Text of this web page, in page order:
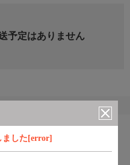
ました[error]
予定はありません